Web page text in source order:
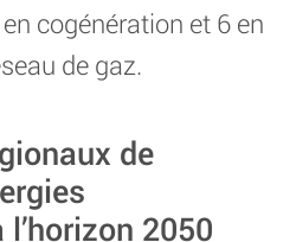
cogénération et 6 en
de gaz.
de
2050